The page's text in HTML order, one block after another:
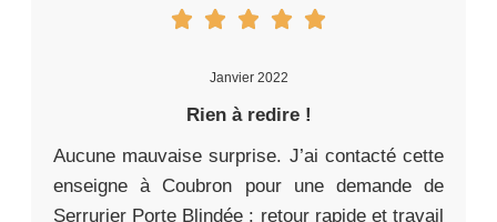
Janvier 2022
Rien à redire !
Aucune mauvaise surprise. J’ai contacté cette
enseigne à Coubron pour une demande de
Serrurier Porte Blindée : retour rapide et travail